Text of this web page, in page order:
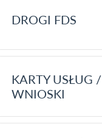
DROGI FDS
KARTY USŁUG /
WNIOSKI